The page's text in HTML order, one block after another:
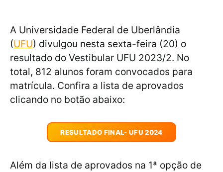
A Universidade Federal de Uberlândia
(UFU) divulgou nesta sexta-feira (20) o
resultado do Vestibular UFU 2023/2. No
total, 812 alunos foram convocados para
matrícula. Confira a lista de aprovados
clicando no botão abaixo:
RESULTADO FINAL- UFU 2024
Além da lista de aprovados na 1ª opção de